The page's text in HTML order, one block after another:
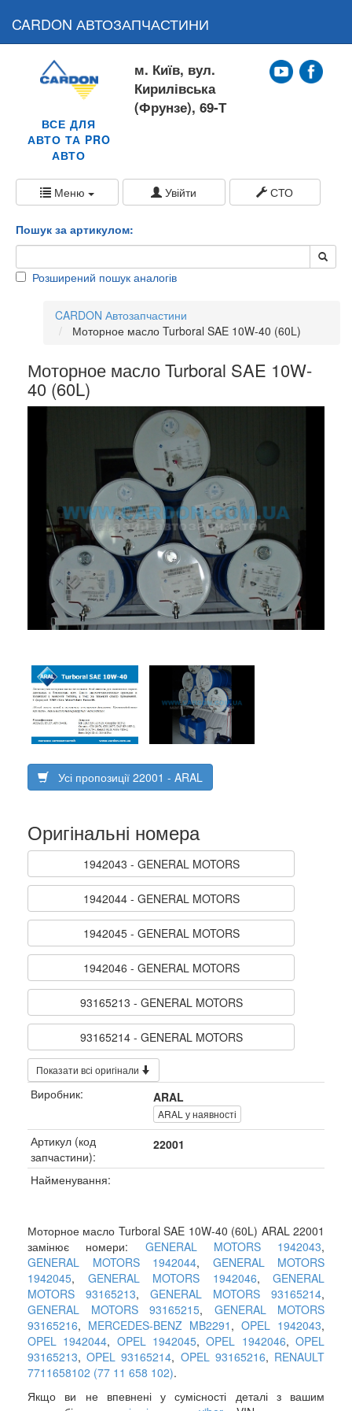
CARDON АВТОЗАПЧАСТИНИ
ВСЕ ДЛЯ
АВТО ТА PRO
АВТО
м. Київ, вул.
Кирилівська
(Фрунзе), 69-Т
Меню Увійти СТО
Пошук за артикулом:
Розширений пошук аналогів
CARDON Автозапчастини
Моторное масло Turboral SAE 10W-40 (60L)
Моторное масло Turboral SAE 10W-
40 (60L)
Усі пропозиції 22001 - ARAL
Оригінальні номера
1942043 - GENERAL MOTORS
1942044 - GENERAL MOTORS
1942045 - GENERAL MOTORS
1942046 - GENERAL MOTORS
93165213 - GENERAL MOTORS
93165214 - GENERAL MOTORS
Показати всі оригінали
Виробник: ARAL
ARAL у наявності
Артикул (код
запчастини):
22001
Найменування:
Моторное масло Turboral SAE 10W-40 (60L) ARAL 22001
замінює номери: GENERAL MOTORS 1942043,
GENERAL MOTORS 1942044, GENERAL MOTORS
1942045, GENERAL MOTORS 1942046, GENERAL
MOTORS 93165213, GENERAL MOTORS 93165214,
GENERAL MOTORS 93165215, GENERAL MOTORS
93165216, MERCEDES-BENZ MB2291 , OPEL 1942043,
OPEL 1942044, OPEL 1942045,OPEL 1942046,OPEL
93165213,OPEL 93165214, OPEL 93165216, RENAULT
7711658102 (77 11 658 102).
Якщо ви не впевнені у сумісності деталі з вашим